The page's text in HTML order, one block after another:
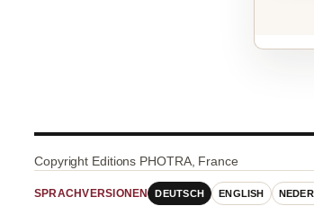
Copyright Editions PHOTRA, France
SPRACHVERSIONEN DEUTSCH ENGLISH